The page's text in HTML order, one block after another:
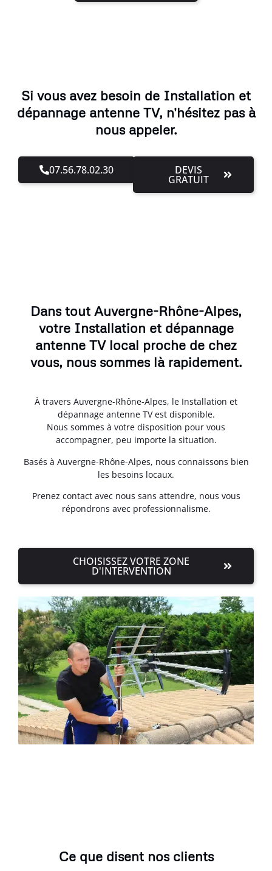
Si vous avez besoin de Installation et
dépannage antenne TV, n'hésitez pas à
nous appeler.
07.56.78.02.30 DEVIS
GRATUIT
Dans tout Auvergne-Rhône-Alpes,
votre Installation et dépannage
antenne TV local proche de chez
vous, nous sommes là rapidement.
À travers Auvergne-Rhône-Alpes, le Installation et
dépannage antenne TV est disponible.
Nous sommes à votre disposition pour vous
accompagner, peu importe la situation.
Basés à Auvergne-Rhône-Alpes, nous connaissons bien
les besoins locaux.
Prenez contact avec nous sans attendre, nous vous
répondrons avec professionnalisme.
CHOISISSEZ VOTRE ZONE
D'INTERVENTION
Ce que disent nos clients